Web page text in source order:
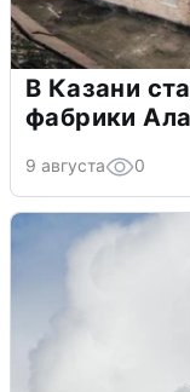
В Казани
фабрики
9 августа 0